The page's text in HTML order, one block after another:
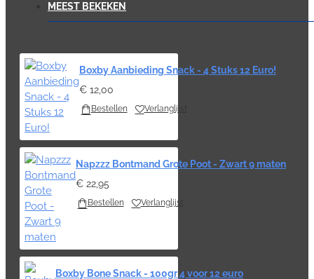
MEEST BEKEKEN
Boxby Aanbieding Snack - 4 Stuks 12 Euro!
€ 12,00
Bestellen Verlanglijst
Napzzz Bontmand Grote Poot - Zwart 9 maten
€ 22,95
Bestellen Verlanglijst
Boxby Bone Snack - 100gr 4 voor 12 euro